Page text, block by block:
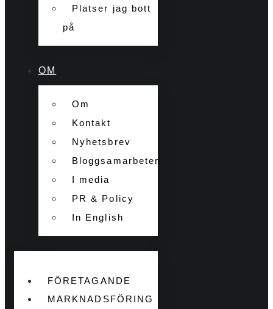
Platser jag bott
på
OM
Om
Kontakt
Nyhetsbrev
Bloggsamarbeten
I media
PR & Policy
In English
FÖRETAGANDE
MARKNADSFÖRING